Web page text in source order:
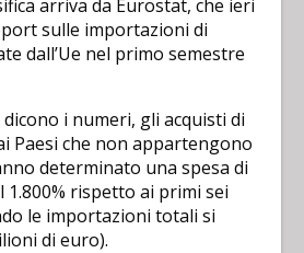
arriva da Eurostat, che ieri
sulle importazioni di
dall’Ue nel primo semestre
i numeri, gli acquisti di
Paesi che non appartengono
determinato una spesa di
1.800% rispetto ai primi sei
le importazioni totali si
di euro).